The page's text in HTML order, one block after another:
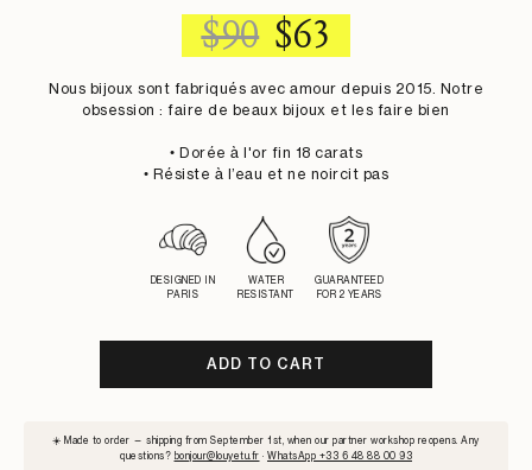
REGULAR
PRICE
$90 SALE
PRICE
$63
Nous bijoux sont fabriqués avec amour depuis 2015. Notre
obsession : faire de beaux bijoux et les faire bien
• Dorée à l'or fin 18 carats
• Résiste à l’eau et ne noircit pas
DESIGNED IN
PARIS
WATER
RESISTANT
GUARANTEED
FOR 2 YEARS
ADD TO CART
☀️ Made to order — shipping from September 1st, when our partner workshop reopens. Any
questions? bonjour@louyetu.fr · WhatsApp +33 6 48 88 00 93